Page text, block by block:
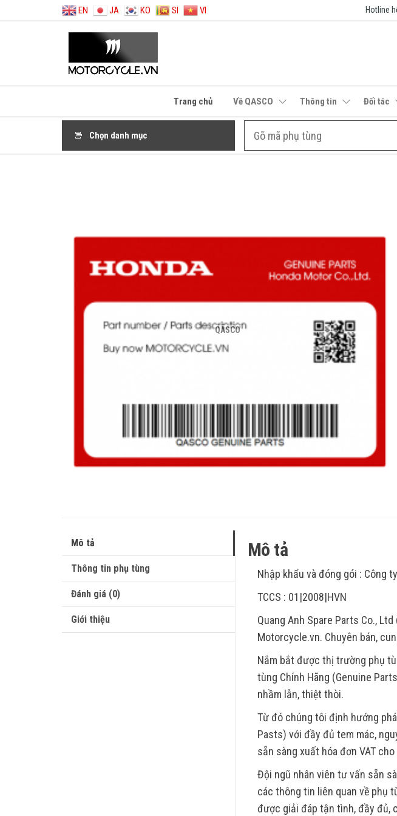
EN JA KO SI VI Hotline
Trang chủ Về QASCO Thông tin Đối tác
Chọn danh mục
QASCO
Mô tả
Thông tin phụ tùng
Đánh giá (0)
Giới thiệu
Mô tả
Nhập khẩu và đóng gói : Công
TCCS : 01|2008|HVN
Quang Anh Spare Parts Co.,
Motorcycle.vn. Chuyên bán,
Nắm bắt được thị trường phụ
tùng Chính Hãng (Genuine
nhầm lẫn, thiệt thòi.
Từ đó chúng tôi định hướng
Pasts) với đầy đủ tem mác,
sẵn sàng xuất hóa đơn VAT
Đội ngũ nhân viên tư vấn sẵn
các thông tin liên quan về phụ
được giải đáp tận tình, đầy đủ,